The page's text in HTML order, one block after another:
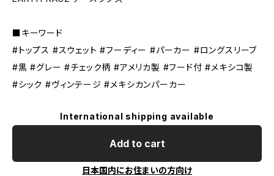
■キーワード
#トップス #スウェット #フーディー #パーカー #ロングスリーブ
#黒 #グレー #チェック柄 #アメリカ製 #フード付 #メキシコ製
#シック #ヴィンテージ #メキシカンパーカー
International shipping available
Add to cart
日本国内にお住まいの方向け